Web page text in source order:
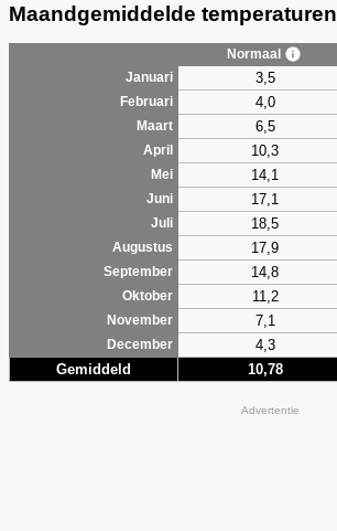
Maandgemiddelde temperaturen
Normaal
Januari
3,5
Februari 4,0
Maart 6,5
April 10,3
Mei
14,1
Juni
17,1
Juli
18,5
Augustus
17,9
September
14,8
Oktober
11,2
November
7,1
December
4,3
Gemiddeld 10,78
Advertentie